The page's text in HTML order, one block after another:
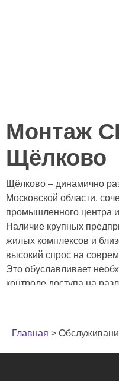
Монтаж
Щёлково
Щёлково – динамично
Московской области,
промышленного центра
Наличие крупных
жилых комплексов и
высокий спрос на
Это обуславливает
контроле доступа на
актуальной для
жителей и бизнеса.
Главная >